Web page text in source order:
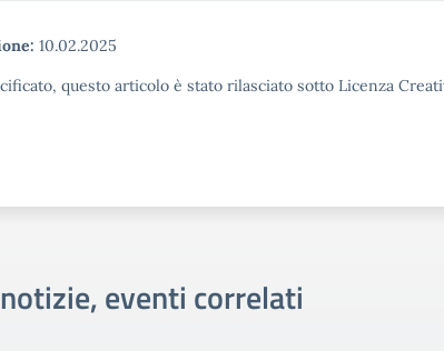
10.02.2025
questo articolo è stato rilasciato sotto Licenza
eventi correlati